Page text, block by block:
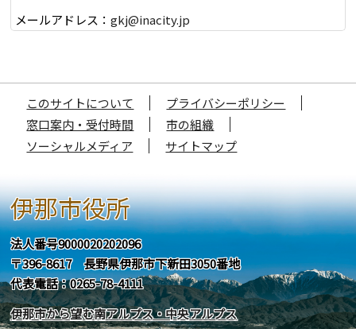
メールアドレス：gkj@inacity.jp
このサイトについて
プライバシーポリシー
窓口案内・受付時間
市の組織
ソーシャルメディア
サイトマップ
伊那市役所
法人番号9000020202096
〒396-8617 長野県伊那市下新田3050番地
代表電話：0265-78-4111
伊那市から望む南アルプス・中央アルプス